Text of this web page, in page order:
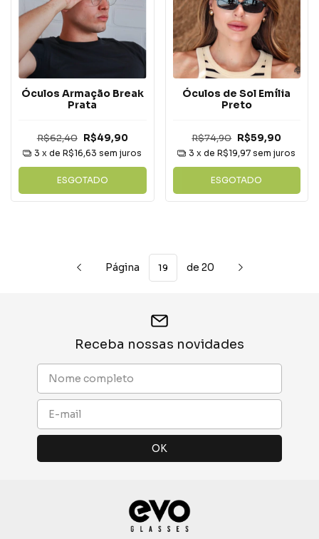
Óculos Armação Break
Prata
R$62,40 R$49,90
3 x deR$16,63 sem juros
ESGOTADO
Óculos de Sol Emília
Preto
R$74,90 R$59,90
3 x deR$19,97 sem juros
ESGOTADO
Página de 20
Receba nossas novidades